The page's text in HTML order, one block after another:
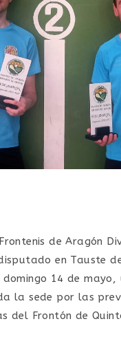
de Aragón
en Tauste
14 de mayo,
la sede por las
del Frontón de